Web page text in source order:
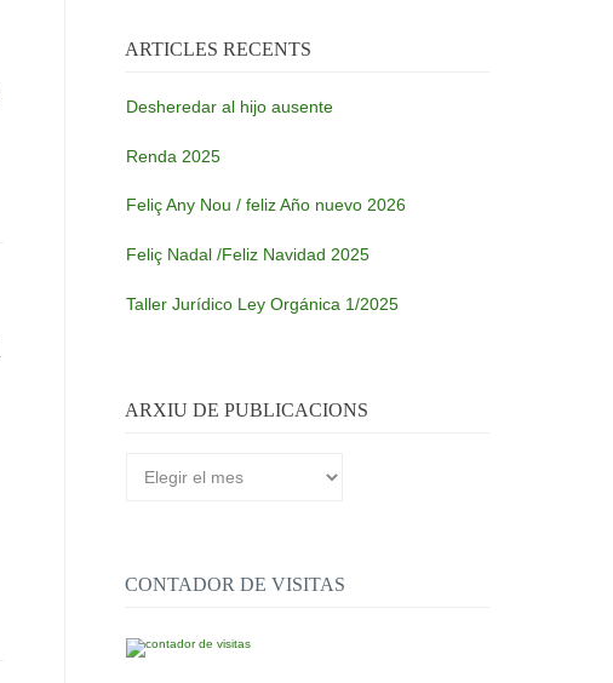
ARTICLES RECENTS
Desheredar al hijo ausente
Renda 2025
Feliç Any Nou / feliz Año nuevo 2026
Feliç Nadal /Feliz Navidad 2025
Taller Jurídico Ley Orgánica 1/2025
ARXIU DE PUBLICACIONS
CONTADOR DE VISITAS